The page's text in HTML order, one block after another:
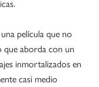
película que no
que aborda con un
inmortalizados en
casi medio